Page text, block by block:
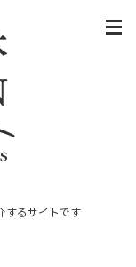
するサイトです